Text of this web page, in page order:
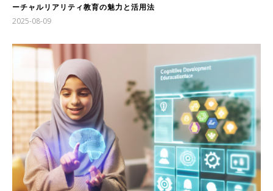
ーチャルリアリティ教育の魅力と活用法
2025-08-09